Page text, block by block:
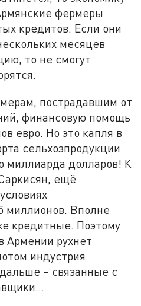
фермеры
кредитов. Если они
месяцев
то не смогут
пострадавшим от
финансовую помощь
евро. Но это капля в
сельхозпродукции
миллиарда долларов! К
ещё
миллионов. Вполне
кредитные. Поэтому
Армении рухнет
индустрия
– связанные с